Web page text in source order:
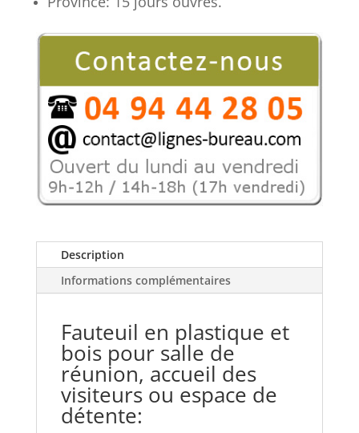
réunion,
Description
Informations complémentaires
Fauteuil en plastique et
bois pour salle de
réunion, accueil des
visiteurs ou espace de
détente: